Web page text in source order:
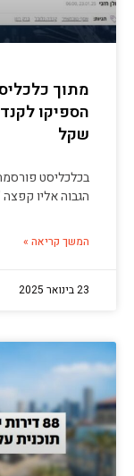
מתוך
שקל
בכלכליסט
הגבוה אליו
המשך קריאה »
23 בינואר 2025